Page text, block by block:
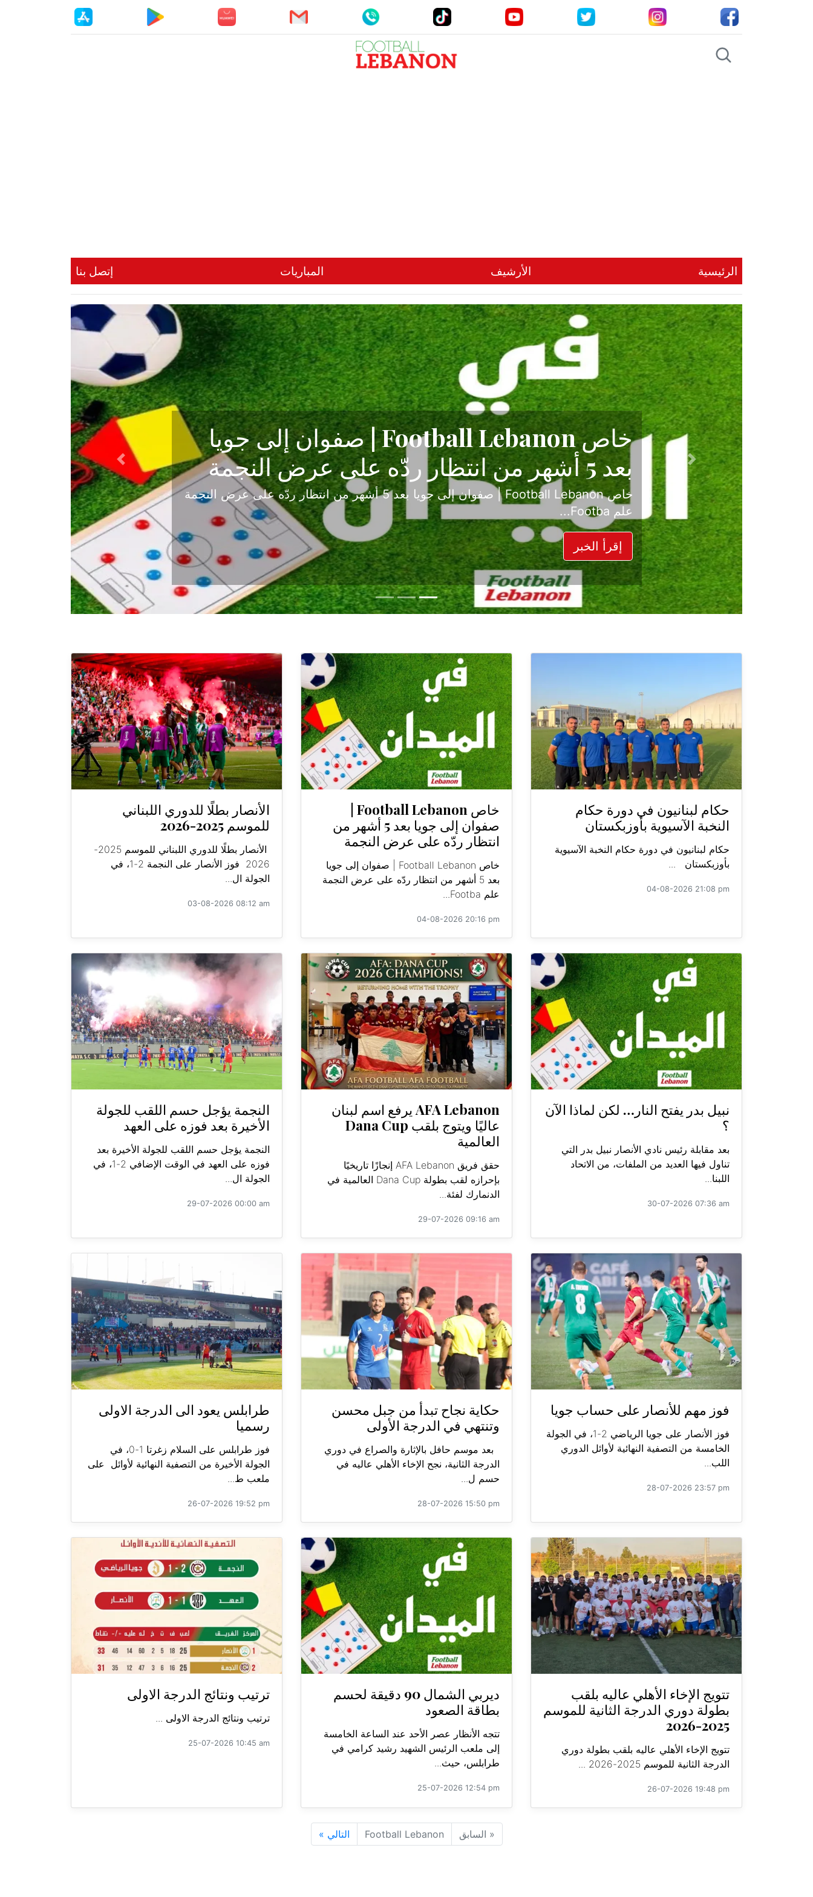
الرئيسية الأرشيف المباريات إتصل بنا
حكاية نجاح تبدأ من جبل محسن وتنتهي في
الدرجة الأولى
بعد موسم حافل بالإثارة والصراع في دوري الدرجة الثانية، نجح الإخاء الأهلي عاليه في
حسم ل...
إقرأ الخبر
Previous
Next
حكام لبنانيون في دورة حكام
النخبة الآسيوية بأوزبكستان
حكام لبنانيون في دورة حكام النخبة الآسيوية
بأوزبكستان ...
04-08-2026 21:08 pm
صفوان إلى جويا بعد 5 أشهر من
انتظار ردّه على عرض النجمة
خاص Football Lebanon | صفوان إلى جويا
بعد 5 أشهر من انتظار ردّه على عرض النجمة
علم Footba...
04-08-2026 20:16 pm
الأنصار بطلًا للدوري اللبناني
للموسم 2025-2026
الأنصار بطلًا للدوري اللبناني للموسم 2025-
2026 فوز الأنصار على النجمة 2-1، في
الجولة ال...
03-08-2026 08:12 am
نبيل بدر يفتح النار… لكن لماذا الآن
؟
بعد مقابلة رئيس نادي الأنصار نبيل بدر التي
تناول فيها العديد من الملفات، من الاتحاد
اللبنا...
30-07-2026 07:36 am
AFA Lebanon يرفع اسم لبنان
عاليًا ويتوج بلقب Dana Cup
العالمية
حقق فريق AFA Lebanon إنجازًا تاريخيًا
بإحرازه لقب بطولة Dana Cup العالمية في
الدنمارك لفئة...
29-07-2026 09:16 am
النجمة يؤجل حسم اللقب للجولة
الأخيرة بعد فوزه على العهد
النجمة يؤجل حسم اللقب للجولة الأخيرة بعد
فوزه على العهد في الوقت الإضافي 2-1، في
الجولة ال...
29-07-2026 00:00 am
فوز مهم للأنصار على حساب جويا
فوز الأنصار على جويا الرياضي 2-1، في الجولة
الخامسة من التصفية النهائية لأوائل الدوري
اللب...
28-07-2026 23:57 pm
حكاية نجاح تبدأ من جبل محسن
وتنتهي في الدرجة الأولى
بعد موسم حافل بالإثارة والصراع في دوري
الدرجة الثانية، نجح الإخاء الأهلي عاليه في
حسم ل...
28-07-2026 15:50 pm
طرابلس يعود الى الدرجة الاولى
رسميا
فوز طرابلس على السلام زغرتا 1-0، في
الجولة الأخيرة من التصفية النهائية لأوائل على
ملعب ط...
26-07-2026 19:52 pm
تتويج الإخاء الأهلي عاليه بلقب
بطولة دوري الدرجة الثانية للموسم
2025-2026
تتويج الإخاء الأهلي عاليه بلقب بطولة دوري
الدرجة الثانية للموسم 2025-2026 ...
26-07-2026 19:48 pm
ديربي الشمال 90 دقيقة لحسم
بطاقة الصعود
تتجه الأنظار عصر الأحد عند الساعة الخامسة
إلى ملعب الرئيس الشهيد رشيد كرامي في
طرابلس، حيث...
25-07-2026 12:54 pm
ترتيب ونتائج الدرجة الاولى
ترتيب ونتائج الدرجة الاولى ...
25-07-2026 10:45 am
« السابق Football Lebanon التالي »